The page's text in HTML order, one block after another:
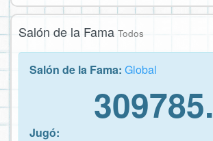
Salón de la Fama Todos
Salón de la Fama: Global
309785.
Jugó: